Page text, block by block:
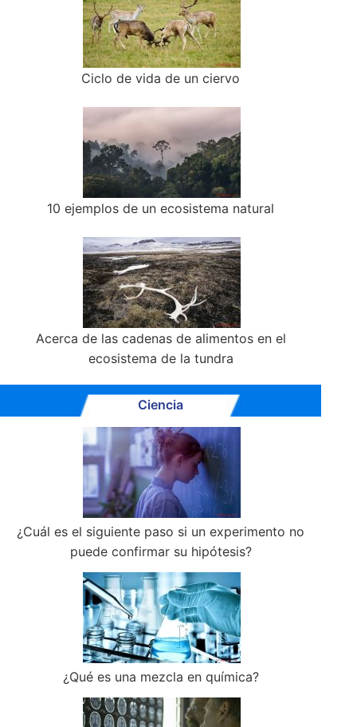
Ciclo de vida de un ciervo
10 ejemplos de un ecosistema natural
Acerca de las cadenas de alimentos en el
ecosistema de la tundra
Ciencia
¿Cuál es el siguiente paso si un experimento no
puede confirmar su hipótesis?
¿Qué es una mezcla en química?